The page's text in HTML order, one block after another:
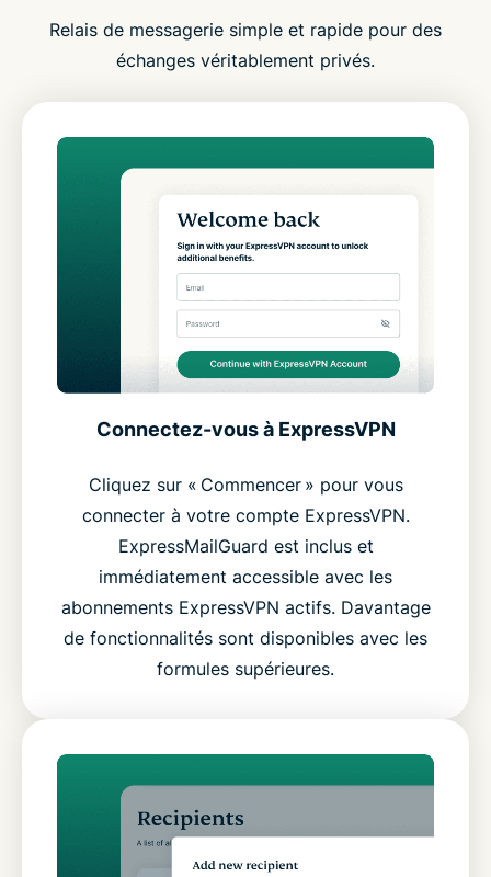
Relais de messagerie simple et rapide pour des
échanges véritablement privés.
Connectez-vous à ExpressVPN
Cliquez sur « Commencer » pour vous
connecter à votre compte ExpressVPN.
ExpressMailGuard est inclus et
immédiatement accessible avec les
abonnements ExpressVPN actifs. Davantage
de fonctionnalités sont disponibles avec les
formules supérieures.